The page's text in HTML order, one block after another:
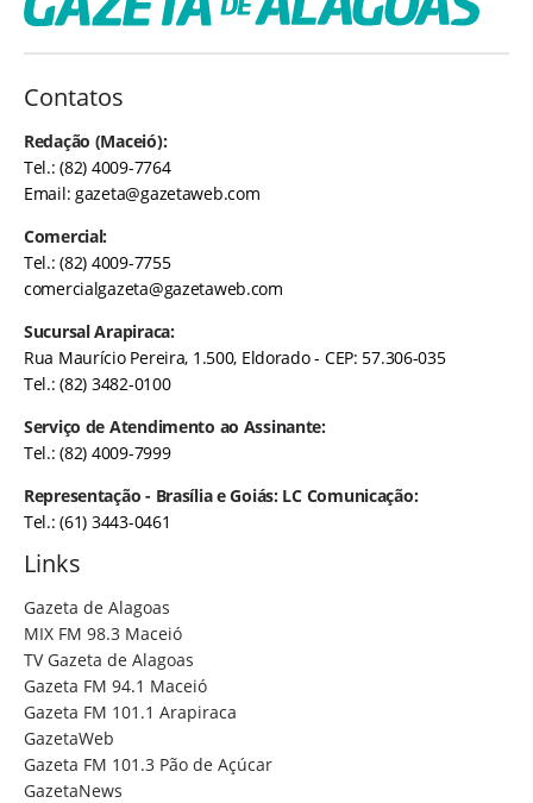
Contatos
Redação (Maceió):
Tel.: (82) 4009-7764
Email:gazeta@gazetaweb.com
Comercial:
Tel.: (82) 4009-7755
comercialgazeta@gazetaweb.com
Sucursal Arapiraca:
Rua Maurício Pereira, 1.500, Eldorado - CEP: 57.306-035
Tel.: (82) 3482-0100
Serviço de Atendimento ao Assinante:
Tel.: (82) 4009-7999
Representação - Brasília e Goiás: LC Comunicação:
Tel.: (61) 3443-0461
Links
Gazeta de Alagoas
MIX FM 98.3 Maceió
TV Gazeta de Alagoas
Gazeta FM 94.1 Maceió
Gazeta FM 101.1 Arapiraca
GazetaWeb
Gazeta FM 101.3 Pão de Açúcar
GazetaNews